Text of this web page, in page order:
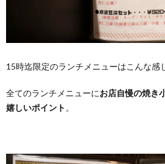
15時迄限定のランチメニューはこんな感
全てのランチメニューにお店自慢の焼き
嬉しいポイント 。